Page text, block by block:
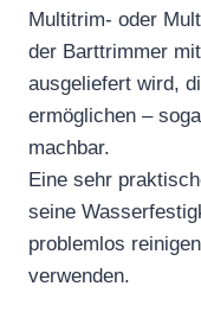
Multitrim- oder
der Barttrimmer
ausgeliefert wird,
ermöglichen –
machbar.
Eine sehr
seine
problemlos
verwenden.